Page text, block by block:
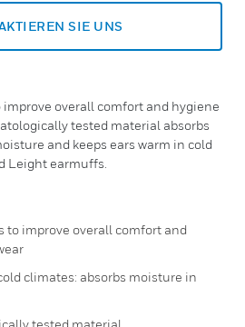
SIE UNS
improve overall comfort and hygiene
tested material absorbs
and keeps ears warm in cold
Leight earmuffs.
to improve overall comfort and
climates: absorbs moisture in
tested material